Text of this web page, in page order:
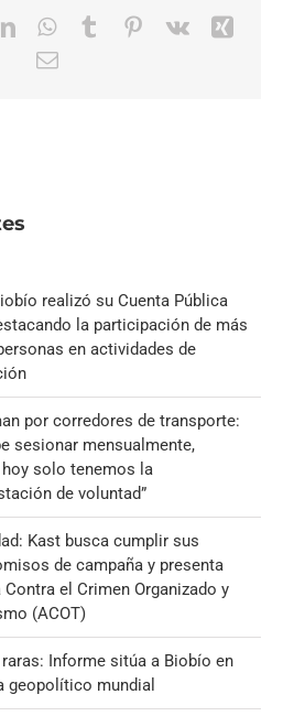
LinkedInWhatsApp
TumblrPinterest
Vk
Xing
Correo
realizó su Cuenta Pública
la participación de más
en actividades de
por corredores de transporte:
sesionar mensualmente,
solo tenemos la
de voluntad”
Kast busca cumplir sus
de campaña y presenta
Contra el Crimen Organizado y
(ACOT)
Informe sitúa a Biobío en
geopolítico mundial